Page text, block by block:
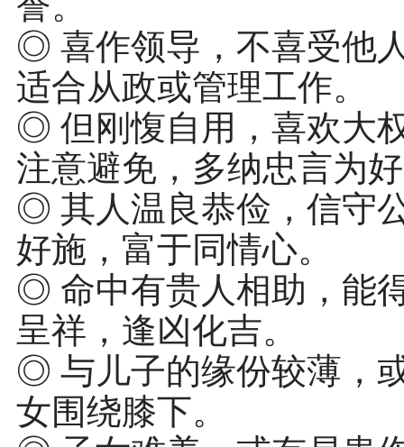
◎ 喜作领导，不喜受他
适合从政或管理工作。
◎ 但刚愎自用，喜欢大
注意避免，多纳忠言为
◎ 其人温良恭俭，信守
好施，富于同情心。
◎ 命中有贵人相助，能
呈祥，逢凶化吉。
◎ 与儿子的缘份较薄，
女围绕膝下。